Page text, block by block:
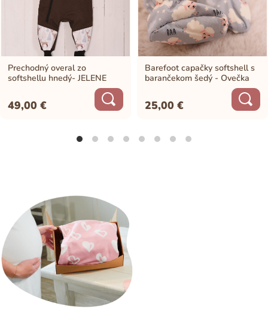
Prechodný overal zo
softshellu hnedý- JELENE
49,00€
Barefoot capačky softshell s
barančekom šedý - Ovečka
25,00€